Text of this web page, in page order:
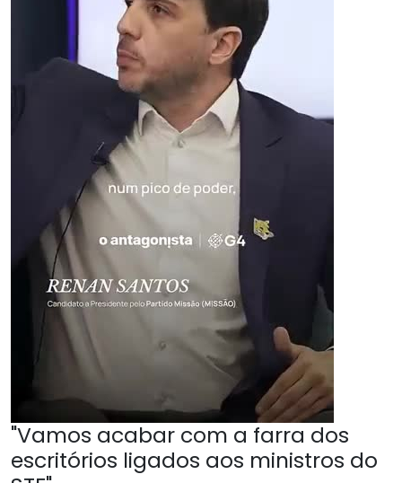
"Vamos acabar com a farra dos
escritórios ligados aos ministros do